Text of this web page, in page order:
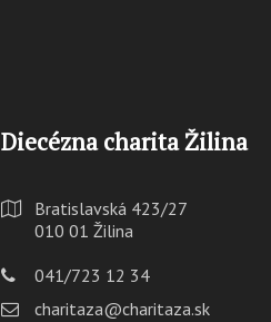
Diecézna charita Žilina
Bratislavská 423/27
010 01 Žilina
041/723 12 34
charitaza@charitaza.sk